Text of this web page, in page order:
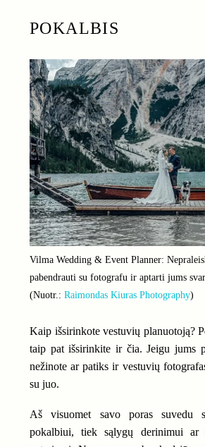
POKALBIS
Vilma Wedding & Event Planner:
pabendrauti su fotografu ir aptarti jums
(Nuotr.: Raimondas Kiuras Photography)
Kaip išsirinkote vestuvių planuotoją?
taip pat išsirinkite ir čia. Jeigu jums
nežinote ar patiks ir vestuvių
su juo.
Aš visuomet savo poras suvedu
pokalbiui, tiek sąlygų derinimui ar